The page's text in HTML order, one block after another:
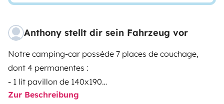
Anthony stellt dir sein Fahrzeug vor
Notre camping-car possède 7 places de couchage,
dont 4 permanentes :
- 1 lit pavillon de 140x190
- 2 lits superposés de 90x220
Zur Beschreibung